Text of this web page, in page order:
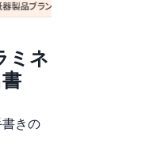
ミネ
きの